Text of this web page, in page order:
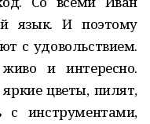
язык. И поэтому
с удовольствием.
и интересно.
цветы, пилят,
с инструментами,